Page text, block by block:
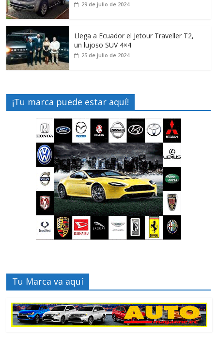
29 de julio de 2024
Llega a Ecuador el Jetour Traveller T2,
un lujoso SUV 4×4
25 de julio de 2024
¡Tu marca puede estar aquí!
Tu Marca va aquí